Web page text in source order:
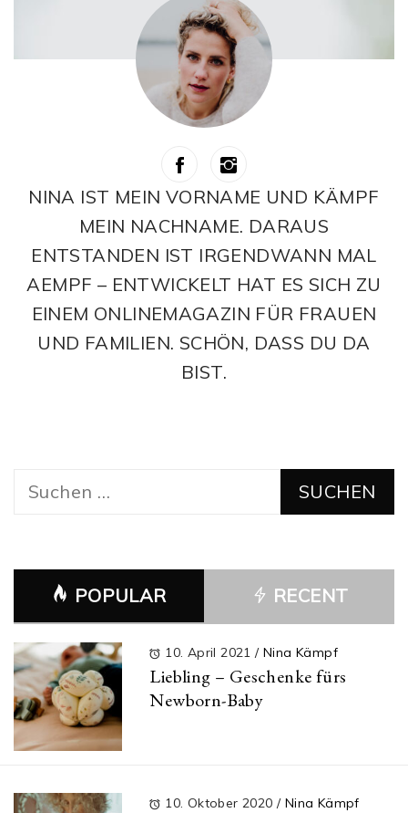
NINA IST MEIN VORNAME UND KÄMPF
MEIN NACHNAME. DARAUS
ENTSTANDEN IST IRGENDWANN MAL
AEMPF – ENTWICKELT HAT ES SICH ZU
EINEM ONLINEMAGAZIN FÜR FRAUEN
UND FAMILIEN. SCHÖN, DASS DU DA
BIST.
Suchen
POPULAR RECENT
10. April 2021/ Nina Kämpf
Liebling – Geschenke fürs
Newborn-Baby
10. Oktober 2020 / Nina Kämpf